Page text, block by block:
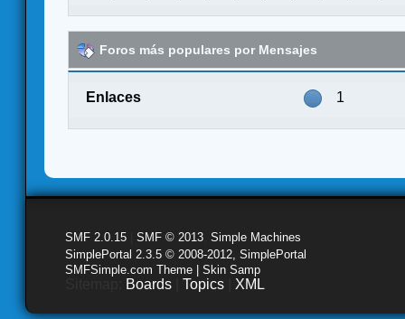
Foros más populares por Mensajes
Enlaces 1
SMF 2.0.15 SMF © 2013 Simple Machines
SimplePortal 2.3.5 © 2008-2012, SimplePortal
SMFSimple.com Theme | Skin Samp
Boards Topics XML